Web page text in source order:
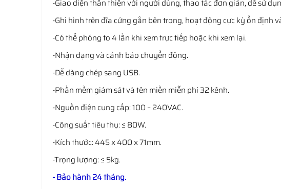
-Giao diện thân thiện với người dùng, thao tác đơn giản, dễ sử
-Ghi hình trên đĩa cứng gắn bên trong, hoạt động cực kỳ ổn định
-Có thể phóng to 4 lần khi xem trực tiếp hoặc khi xem lại.
-Nhận dạng và cảnh báo chuyển động.
-Dễ dàng chép sang USB.
-Phần mềm giám sát và tên miền miễn phí 32 kênh.
-Nguồn điện cung cấp: 100 – 240VAC.
-Công suất tiêu thụ: ≤ 80W.
-Kích thước: 445 x 400 x 71mm.
-Trọng lượng: ≤ 5kg.
- Bảo hành 24 tháng.